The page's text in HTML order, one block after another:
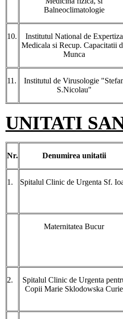
Balneoclimatologie
10.
Institutul National de Expertiza
Medicala si Recup. Capacitatii
Munca
11.
Institutul de Virusologie
S.Nicolau"
UNITATI
Nr. Denumirea unitatii
1. Spitalul Clinic de Urgenta Sf.
Maternitatea Bucur
2.
Spitalul Clinic de Urgenta
Copii Marie Sklodowska Curie